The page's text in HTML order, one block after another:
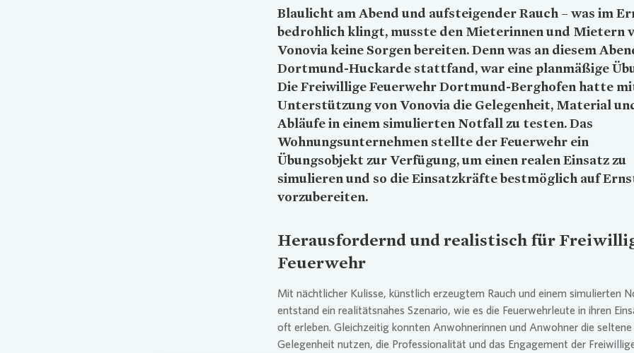
Blaulicht am Abend und aufsteigender Rauch – was im
bedrohlich klingt, musste den Mieterinnen und Mietern
Vonoviakeine Sorgen bereiten. Denn was an diesem
Dortmund-Huckarde stattfand, war eine planmäßige
Die Freiwillige Feuerwehr Dortmund-Berghofen hatte
Unterstützung vonVonovia die Gelegenheit, Material
Abläufe in einem simulierten Notfall zu testen. Das
Wohnungsunternehmen stellte der Feuerwehr ein
Übungsobjekt zur Verfügung, um einen realen Einsatz zu
simulieren und so die Einsatzkräfte bestmöglich auf
vorzubereiten.
Herausfordernd und realistisch für
Feuerwehr
Mit nächtlicher Kulisse, künstlich erzeugtem Rauch und einem simulierten
entstand ein realitätsnahes Szenario, wie es die Feuerwehrleute in ihren
oft erleben. Gleichzeitig konnten Anwohnerinnen und Anwohner die seltene
Gelegenheit nutzen, die Professionalität und das Engagement der